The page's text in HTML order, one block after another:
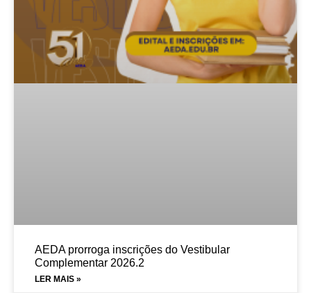
AEDA prorroga inscrições do Vestibular
Complementar 2026.2
LER MAIS »